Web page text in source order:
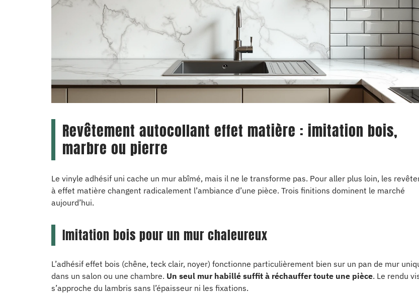
Revêtement autocollant effet matière : imitation bois,
marbre ou pierre
Le vinyle adhésif uni cache un mur abîmé, mais il ne le transforme pas. Pour aller plus loin, les
à effet matière changent radicalement l’ambiance d’une pièce. Trois finitions dominent le marché
aujourd’hui.
Imitation bois pour un mur chaleureux
L’adhésif effet bois (chêne, teck clair, noyer) fonctionne particulièrement bien sur un pan de mur
dans un salon ou une chambre. Un seul mur habillé suffit à réchauffer toute une pièce. Le rendu
s’approche du lambris sans l’épaisseur ni les fixations.